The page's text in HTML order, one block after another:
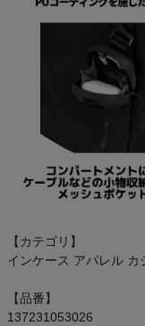
【カテゴリ】
インケース アパレル カ
【品番】
137231053026